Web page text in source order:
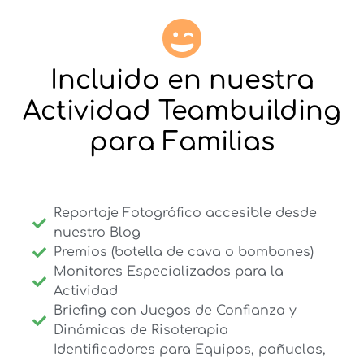
Incluido en nuestra
Actividad Teambuilding
para Familias
Reportaje Fotográfico accesible desde
nuestro Blog
Premios (botella de cava o bombones)
Monitores Especializados para la
Actividad
Briefing con Juegos de Confianza y
Dinámicas de Risoterapia
Identificadores para Equipos, pañuelos,